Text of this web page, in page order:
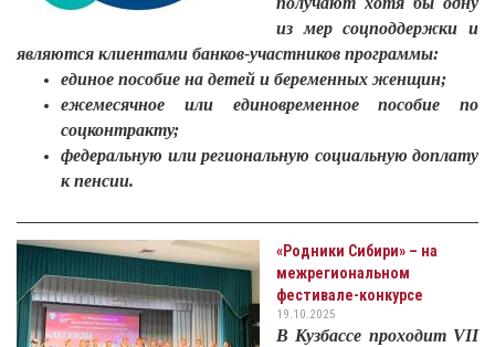
из мер соцподдержки и
являются клиентами банков-участников программы:
единое пособие на детей и беременных женщин;
ежемесячное или единовременное пособие по
соцконтракту;
федеральную или региональную социальную доплату
к пенсии.
«Родники Сибири» – на
межрегиональном
фестивале-конкурсе
19.10.2025
В Кузбассе проходит VII